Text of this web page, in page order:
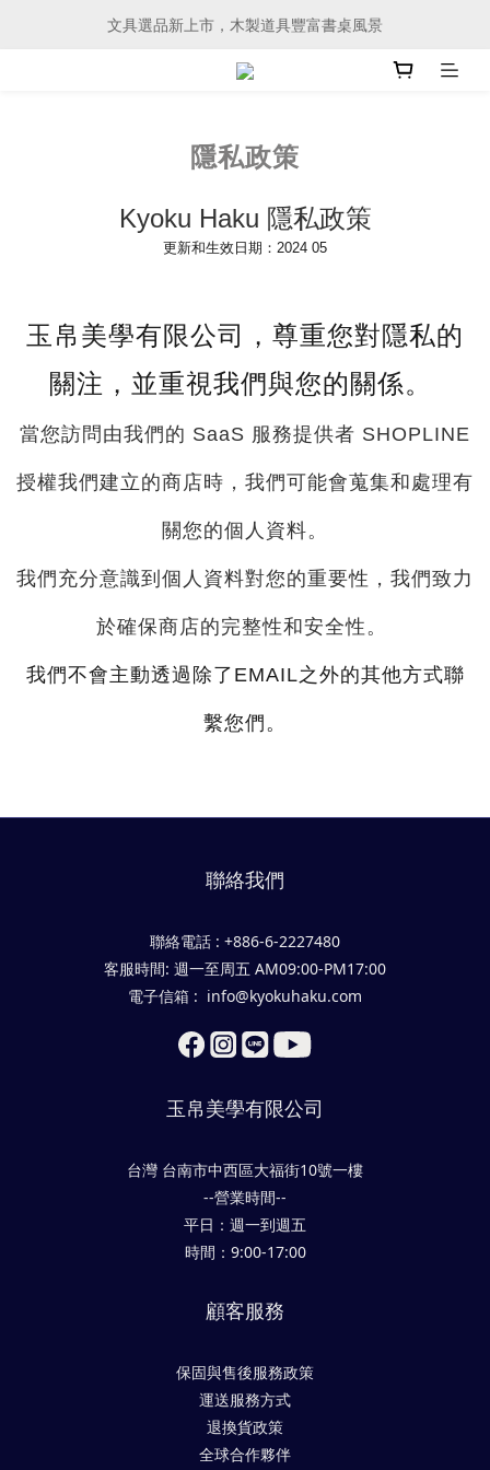
文具選品新上市，木製道具豐富書桌風景
文具選品新上市，木製道具豐富書桌風景
會員購物滿 3000元、即可享有免運服務
隱私政策
Kyoku Haku 隱私政策
更新和生效日期：2024 05
玉帛美學有限公司 ，尊重您對隱私的
關注，並重視我們與您的關係。
當您訪問由我們的 SaaS 服務提供者 SHOPLINE
授權我們建立的商店時，我們可能會蒐集和處理有
關您的個人資料。
我們充分意識到個人資料對您的重要性，我們致力
於確保商店的完整性和安全性。
我們不會主動透過除了 EMAIL之外的其他方式聯
繫您們。
聯絡我們
聯絡電話 : +886-6-2227480
客服時間: 週一至周五 AM09:00-PM17:00
電子信箱 : info@kyokuhaku.com
玉帛美學有限公司
台灣 台南市中西區大福街10號一樓
--營業時間--
平日：週一到週五
時間：9:00-17:00
顧客服務
保固與售後服務政策
運送服務方式
退換貨政策
全球合作夥伴